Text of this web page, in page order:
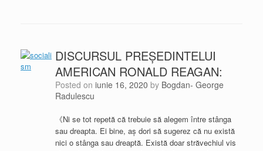
DISCURSUL PREȘEDINTELUI
AMERICAN RONALD REAGAN:
Posted on iunie 16, 2020 by Bogdan- George
Radulescu
《Ni se tot repetă că trebuie să alegem între stânga
sau dreapta. Ei bine, aș dori să sugerez că nu există
nici o stânga sau dreaptă. Există doar străvechiul vis